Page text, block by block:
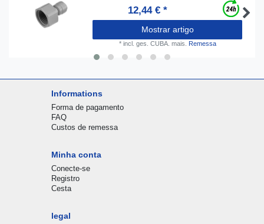
12,44 € *
Mostrar artigo
* incl. ges. CUBA. mais. Remessa
Informations
Forma de pagamento
FAQ
Custos de remessa
Minha conta
Conecte-se
Registro
Cesta
legal